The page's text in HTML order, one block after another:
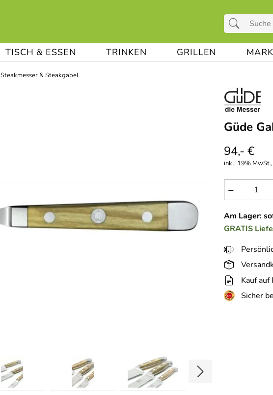
TISCH & ESSEN TRINKEN GRILLEN
Steakmesser & Steakgabel
Güde
94,- €
inkl. 19%
−
Am Lager:
GRATIS
Kauf auf
Sicher